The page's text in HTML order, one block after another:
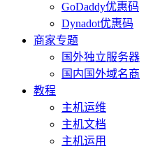
GoDaddy优惠码
Dynadot优惠码
商家专题
国外独立服务器
国内国外域名商
教程
主机运维
主机文档
主机运用